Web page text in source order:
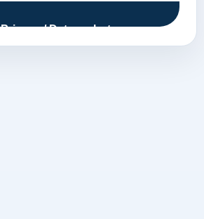
Privacy / Datenschutz